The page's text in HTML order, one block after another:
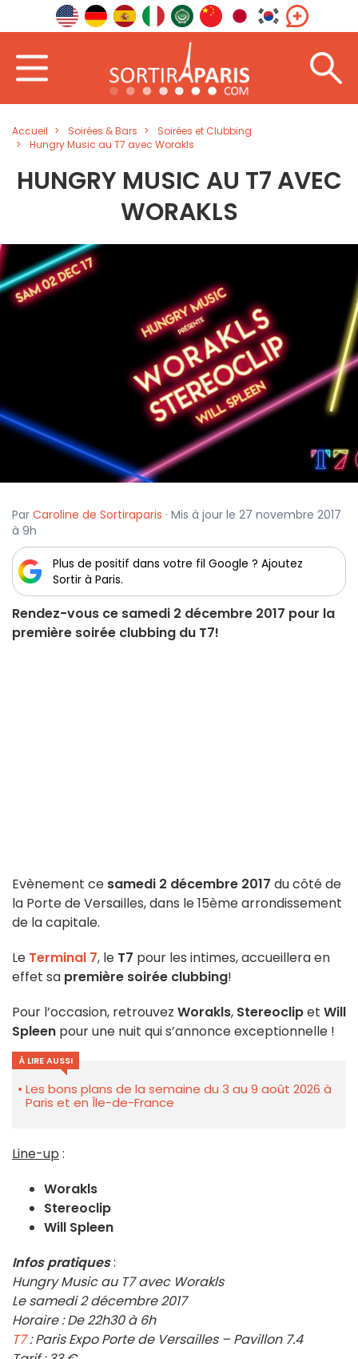
Accueil Soirées & Bars
Soirées et Clubbing
Hungry Music au T7 avec Worakls
HUNGRY MUSIC AU T7 AVEC
WORAKLS
Par Caroline de Sortiraparis · Mis à jour le 27 novembre 2017
à 9h
Plus de positif dans votre fil Google ? Ajoutez
Sortir à Paris.
Rendez-vous ce samedi 2 décembre 2017 pour la
première soirée clubbing du T7!
Evènement ce samedi 2 décembre 2017 du côté de
la Porte de Versailles, dans le 15ème arrondissement
de la capitale.
Le Terminal 7, le T7 pour les intimes, accueillera en
effet sa première soirée clubbing!
Pour l’occasion, retrouvez Worakls, Stereoclipet Will
Spleen pour une nuit qui s’annonce exceptionnelle !
À LIRE AUSSI
Les bons plans de la semaine du 3 au 9 août 2026 à
Paris et en Île-de-France
Line-up :
Worakls
Stereoclip
Will Spleen
Infos pratiques:
Hungry Music au T7 avec Worakls
Le samedi 2 décembre 2017
Horaire : De 22h30 à 6h
T7: Paris Expo Porte de Versailles – Pavillon 7.4